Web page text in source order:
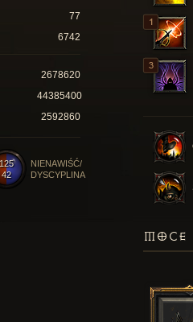
77
6742
2678620
44385400
2592860
125
42
NIENAWIŚĆ/
DYSCYPLINA